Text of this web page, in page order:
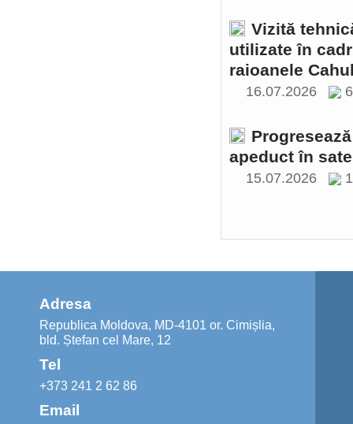
Vizită
utilizate în
raioanele
16.07.2026
apeduct în
15.07.2026
Adresa
Republica Moldova, MD-4101 or. Cimișlia,
bld. Ștefan cel Mare, 12
Tel
+373 241 2 62 86
Email